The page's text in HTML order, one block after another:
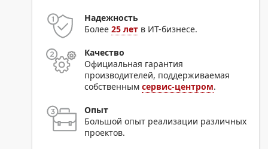
Надежность
Более25 лет в ИТ-бизнесе.
Качество
Официальная гарантия
производителей, поддерживаемая
собственнымсервис-центром.
Опыт
Большой опыт реализации различных
проектов.